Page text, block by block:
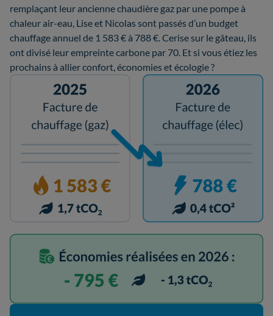
remplaçant leur ancienne chaudière gaz par une pompe à
chaleur air-eau, Lise et Nicolas sont passés d’un budget
chauffage annuel de 1 583 € à 788 €. Cerise sur le gâteau, ils
ont divisé leur empreinte carbone par 70. Et si vous étiez les
prochains à allier confort, économies et écologie ?